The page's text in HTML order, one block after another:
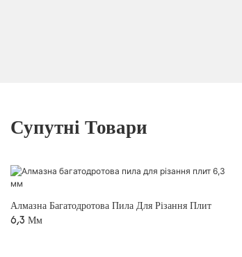
Супутні Товари
Алмазна Багатодротова Пила Для Різання Плит
6,3 Мм